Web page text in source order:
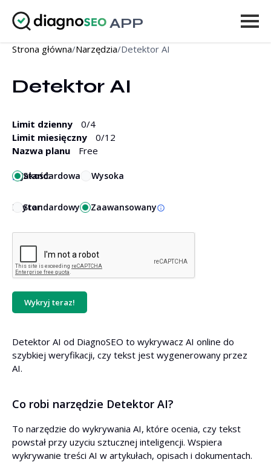
APP
Narzędzia
Cennik
Zaloguj się
ULEPSZ
Strona główna/Narzędzia/Detektor AI
Detektor AI
Limit dzienny 0/4
Limit miesięczny
0/12
Nazwa planu
Free
Jakość:
Standardowa Wysoka
Edytor:
Standardowy Zaawansowany
Wykryj teraz!
Detektor AI od DiagnoSEO to wykrywacz AI online do
szybkiej weryfikacji, czy tekst jest wygenerowany przez
AI.
Co robi narzędzie Detektor AI?
To narzędzie do wykrywania AI, które ocenia, czy tekst
powstał przy uzyciu sztucznej inteligencji. Wspiera
wykrywanie treści AI w artykułach, opisach i dokumentach.